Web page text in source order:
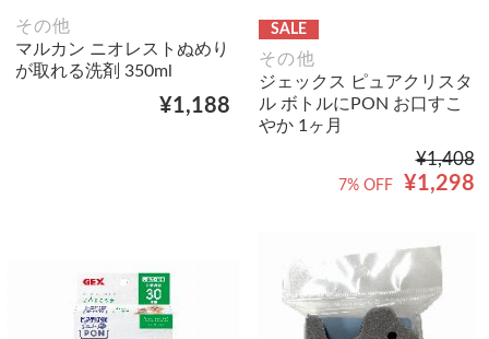
その他
マルカン ニオレストぬめり
が取れる洗剤 350ml
¥1,188
SALE
その他
ジェックス ピュアクリスタ
ル ボトルにPON お口すこ
やか 1ヶ月
¥1,408
¥1,298
7% OFF